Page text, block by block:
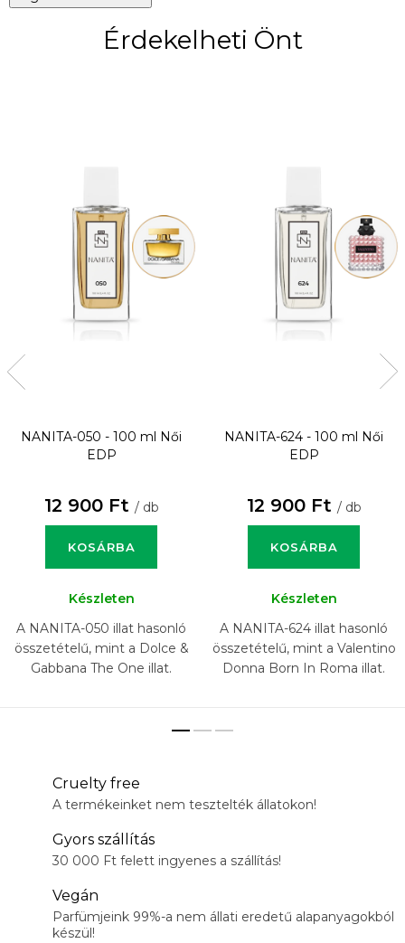
Érdekelheti Önt
NANITA-050 - 100 ml
Női
EDP
12 900 Ft / db
KOSÁRBA
Készleten
A NANITA-050 illat hasonló
összetételű, mint a Dolce &
Gabbana The One illat.
NANITA-624 - 100 ml
Női
EDP
12 900 Ft / db
KOSÁRBA
Készleten
A NANITA-624 illat hasonló
összetételű, mint a Valentino
Donna Born In Roma illat.
Cruelty free
A termékeinket nem tesztelték állatokon!
Gyors szállítás
30 000 Ft felett ingyenes a szállítás!
Vegán
Parfümjeink 99%-a nem állati eredetű alapanyagokból
készül!